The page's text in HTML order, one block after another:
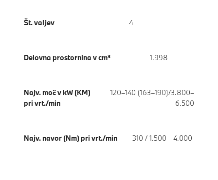
Št. valjev 4
Delovna prostornina v cm³ 1.998
Najv. moč v kW (KM)
pri vrt./min
120–140 (163–190)/3.800–
6.500
Najv. navor (Nm) pri vrt./min 310 / 1.500 - 4.000